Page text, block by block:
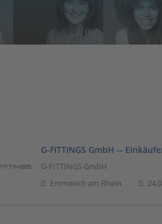
G-FITTINGS GmbH --
G-FITTINGS GmbH
Emmerich am Rhein